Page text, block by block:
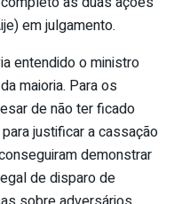
em julgamento.
entendido o ministro
maioria. Para os
de não ter ficado
justificar a cassação
demonstrar
de disparo de